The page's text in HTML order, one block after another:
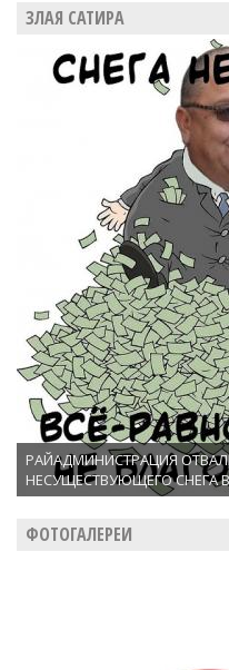
ЗЛАЯ САТИРА
РАЙАДМИНИСТРАЦИЯ
НЕСУЩЕСТВУЮЩЕГО СНЕГА
ФОТОГАЛЕРЕИ